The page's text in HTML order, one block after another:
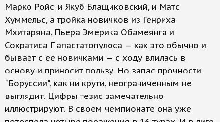
Марко Ройс, и Якуб Блащиковский, и Матс
Хуммельс, а тройка новичков из Генриха
Мхитаряна, Пьера Эмерика Обамеянга и
Сократиса Папастатопулоса — как это обычно и
бывает с ее новичками — с ходу влилась в
основу и приносит пользу. Но запас прочности
"Боруссии", как ни крути, неограниченным не
выглядит. Цифры тезис замечательно
иллюстрируют. В своем чемпионате она уже